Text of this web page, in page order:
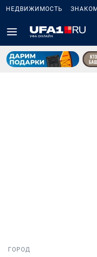
НЕДВИЖИМОСТЬ
ГОРОД